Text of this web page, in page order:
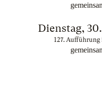
Dienstag,
127. Aufführung